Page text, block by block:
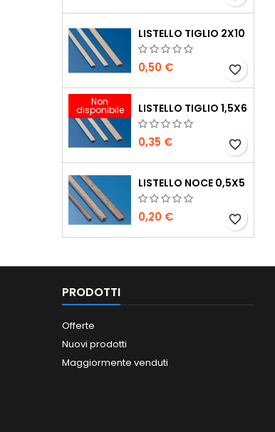
LISTELLO TIGLIO 2X10
0,50 € favorite_border
Non
disponibile LISTELLO TIGLIO 1,5X6
0,35 € favorite_border
LISTELLO NOCE 0,5X5
0,20 € favorite_border
PRODOTTI
Offerte
Nuovi prodotti
Maggiormente venduti